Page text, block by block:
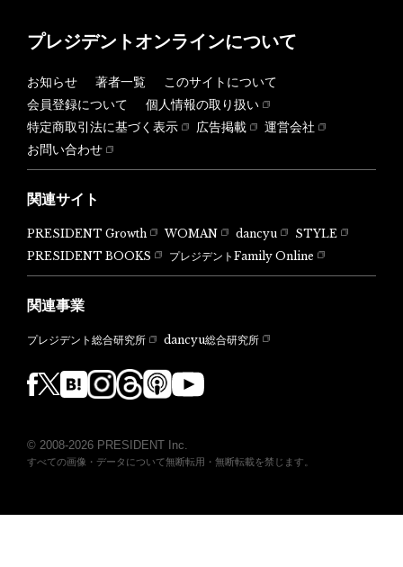
プレジデントオンラインについて
お知らせ 著者一覧
このサイトについて
会員登録について
個人情報の取り扱い
特定商取引法に基づく表示
広告掲載
運営会社
お問い合わせ
関連サイト
PRESIDENT Growth WOMAN dancyu
STYLE
PRESIDENT BOOKS
プレジデントFamily Online
関連事業
プレジデント総合研究所 dancyu総合研究所
© 2008-2026 PRESIDENT Inc.
すべての画像・データについて無断転用・無断転載を禁じます。